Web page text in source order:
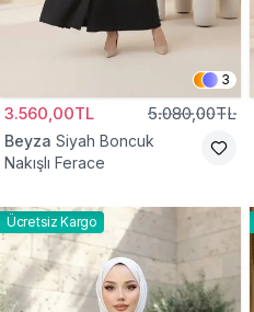
3
3.560,00TL 5.080,00TL
Beyza Siyah Boncuk
Nakışlı Ferace
Ücretsiz Kargo